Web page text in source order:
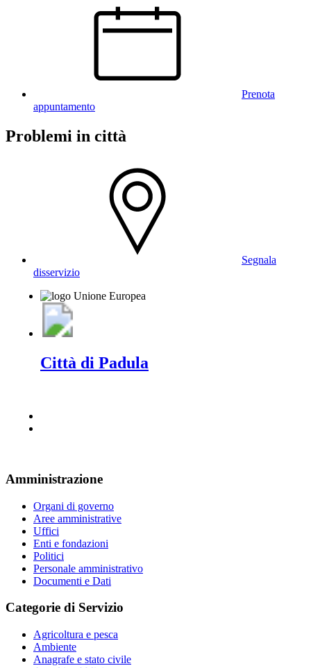
Prenota
appuntamento
Problemi in città
Segnala
disservizio
Città di Padula
Amministrazione
Organi di governo
Aree amministrative
Uffici
Enti e fondazioni
Politici
Personale amministrativo
Documenti e Dati
Categorie di Servizio
Agricoltura e pesca
Ambiente
Anagrafe e stato civile